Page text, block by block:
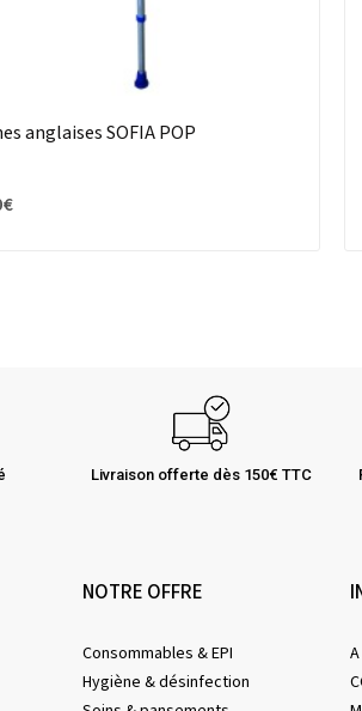
anglaises SOFIA POP
Livraison offerte dès 150€ TTC
NOTRE OFFRE
Consommables & EPI
Hygiène & désinfection